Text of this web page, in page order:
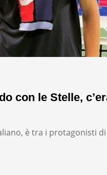
con le Stelle,
è tra i protagonisti